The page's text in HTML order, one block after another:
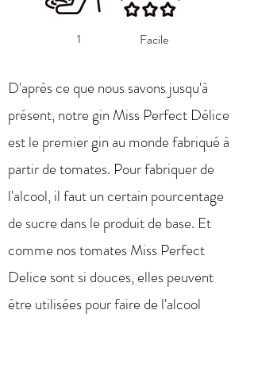
1 Facile
D'après ce que nous savons jusqu'à
présent, notre gin Miss Perfect Délice
est le premier gin au monde fabriqué à
partir de tomates. Pour fabriquer de
l'alcool, il faut un certain pourcentage
de sucre dans le produit de base. Et
comme nos tomates Miss Perfect
Delice sont si douces, elles peuvent
être utilisées pour faire de l'alcool